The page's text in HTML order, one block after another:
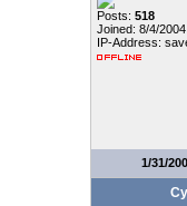
Posts: 518
Joined: 8/4/2004
IP-Address:
1/31/